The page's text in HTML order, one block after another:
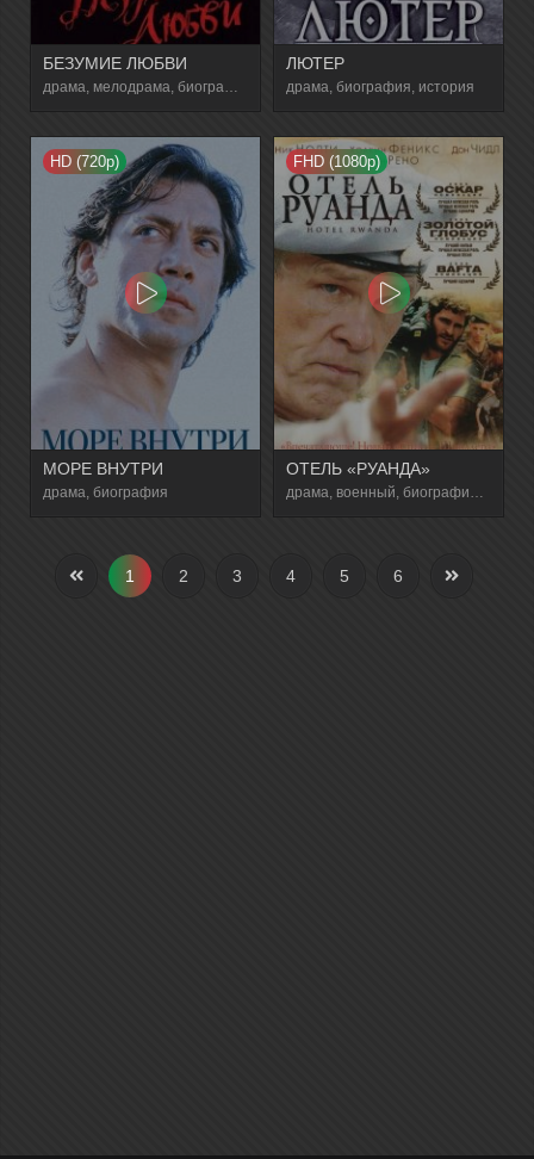
БЕЗУМИЕ ЛЮБВИ
драма, мелодрама, биография, история
ЛЮТЕР
драма, биография, история
HD (720p)
МОРЕ ВНУТРИ
драма, биография
FHD (1080p)
ОТЕЛЬ «РУАНДА»
драма, военный, биография, история
1 2 3 4 5 6